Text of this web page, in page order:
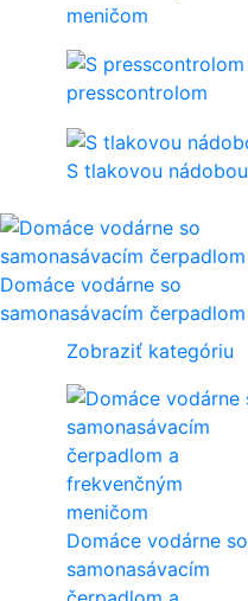
meničom
presscontrolom
S tlakovou nádobou
Domáce vodárne so
samonasávacím čerpadlom
Zobraziť kategóriu
Domáce vodárne so
samonasávacím